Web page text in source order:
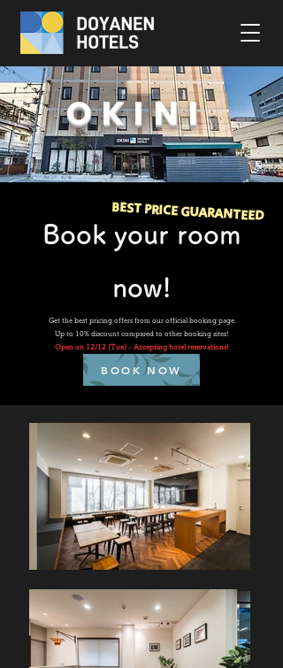
OKINI
Book your room
now!
BEST PRICE GUARANTEED
Get the best pricing offers from our official booking page.
Up to 10% discount compared to other booking sites!
Open on 12/12 (Tue) - Accepting hotel reservations!
BOOK NOW